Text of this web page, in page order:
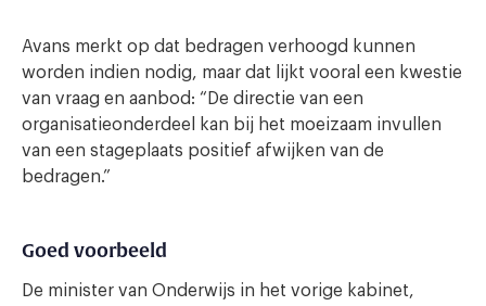
Avans merkt op dat bedragen verhoogd kunnen
worden indien nodig, maar dat lijkt vooral een kwestie
van vraag en aanbod: “De directie van een
organisatieonderdeel kan bij het moeizaam invullen
van een stageplaats positief afwijken van de
bedragen.”
Goed voorbeeld
De minister van Onderwijs in het vorige kabinet,